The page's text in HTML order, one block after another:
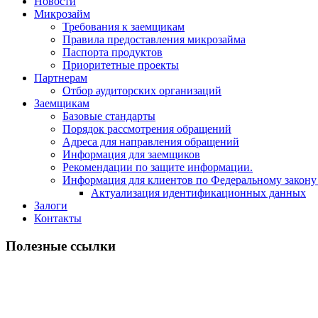
Микрозайм
Требования к заемщикам
Правила предоставления микрозайма
Паспорта продуктов
Приоритетные проекты
Партнерам
Отбор аудиторских организаций
Заемщикам
Базовые стандарты
Порядок рассмотрения обращений
Адреса для направления обращений
Информация для заемщиков
Рекомендации по защите информации.
Информация для клиентов по Федеральному
Актуализация идентификационных данных
Залоги
Контакты
Полезные ссылки